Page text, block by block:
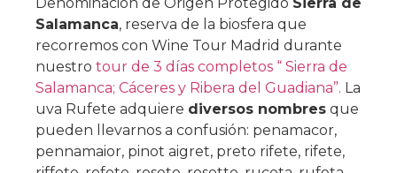
Salamanca, reserva de la biosfera que
recorremos con Wine Tour Madrid durante
nuestro tour de 3 días completos “ Sierra de
Salamanca; Cáceres y Ribera del Guadiana”. La
uva Rufete adquiere diversos nombres que
pueden llevarnos a confusión: penamacor,
pennamaior, pinot aigret, preto rifete, rifete,